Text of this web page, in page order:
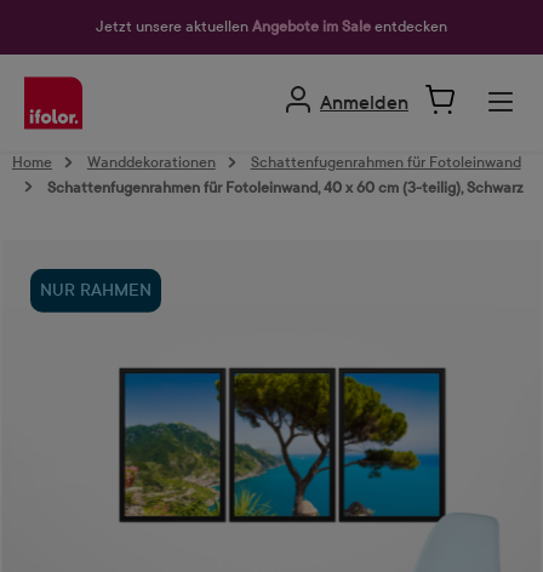
Jetzt unsere aktuellen Angebote im Sale entdecken
Anmelden
Home Wanddekorationen
Schattenfugenrahmen für Fotoleinwand
Schattenfugenrahmen für Fotoleinwand, 40 x 60 cm (3-teilig), Schwarz
NUR RAHMEN